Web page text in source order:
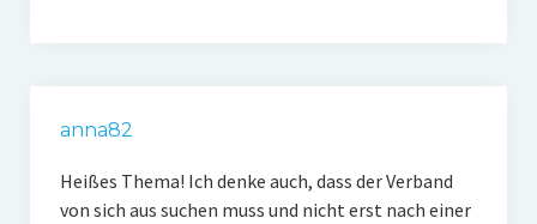
anna82
Heißes Thema! Ich denke auch, dass der Verband
von sich aus suchen muss und nicht erst nach einer